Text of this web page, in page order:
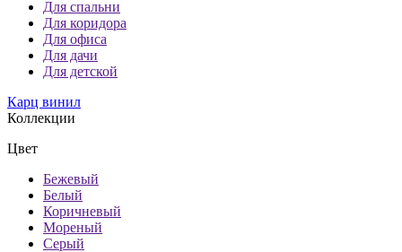
Для спальни
Для коридора
Для офиса
Для дачи
Для детской
Карц винил
Коллекции
Цвет
Бежевый
Белый
Коричневый
Мореный
Серый